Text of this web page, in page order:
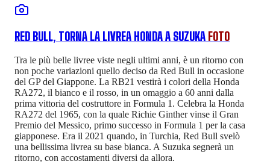
RED BULL, TORNA LA LIVREA HONDA A SUZUKA FOTO
Tra le più belle livree viste negli ultimi anni, è un ritorno con
non poche variazioni quello deciso da Red Bull in occasione
del GP del Giappone. La RB21 vestirà i colori della Honda
RA272, il bianco e il rosso, in un omaggio a 60 anni dalla
prima vittoria del costruttore in Formula 1. Celebra la Honda
RA272 del 1965, con la quale Richie Ginther vinse il Gran
Premio del Messico, primo successo in Formula 1 per la casa
giapponese. Era il 2021 quando, in Turchia, Red Bull svelò
una bellissima livrea su base bianca. A Suzuka segnerà un
ritorno, con accostamenti diversi da allora.